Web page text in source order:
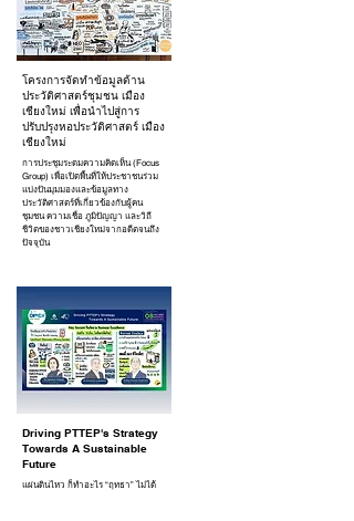
โครงการจัดทำข้อมูลด้าน
ประวัติศาสตร์ชุมชน เมือง
เชียงใหม่ เพื่อนำไปสู่การ
ปรับปรุงหอประวัติศาสตร์ เมือง
เชียงใหม่
การประชุมระดมความคิดเห็น (Focus
Group) เพื่อเปิดพื้นที่ให้ประชาชนร่วม
แบ่งปันมุมมองและข้อมูลทาง
ประวัติศาสตร์ที่เกี่ยวข้องกับผู้คน
ชุมชน ความเชื่อ ภูมิปัญญา และวิถี
ชีวิตของชาวเชียงใหม่จากอดีตจนถึง
ปัจจุบัน
Driving PTTEP's Strategy
Towards A Sustainable
Future
แผ่นดินไหว ก็ทำอะไร “ฤทธา” ไม่ได้